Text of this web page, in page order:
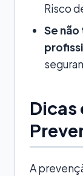
Risco
Se
Dicas
A